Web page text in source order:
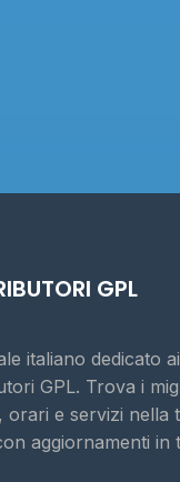
GPL
italiano dedicato ai
GPL. Trova i
orari e servizi nella
aggiornamenti in